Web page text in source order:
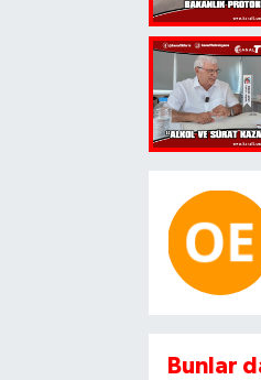
Bunlar